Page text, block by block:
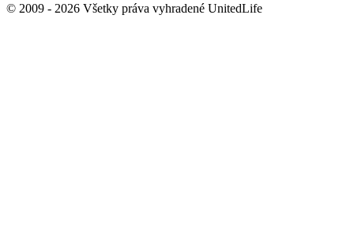
© 2009 - 2026 Všetky práva vyhradené UnitedLife